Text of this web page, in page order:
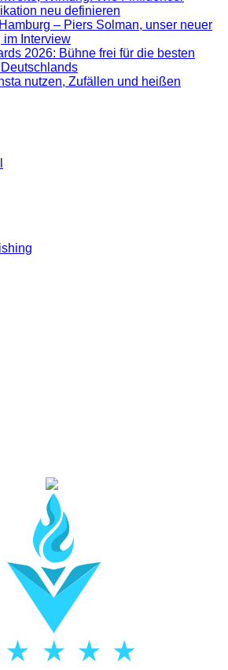
neu definieren
– Piers Solman, unser neuer
im Interview
2026: Bühne frei für die besten
nutzen, Zufällen und heißen